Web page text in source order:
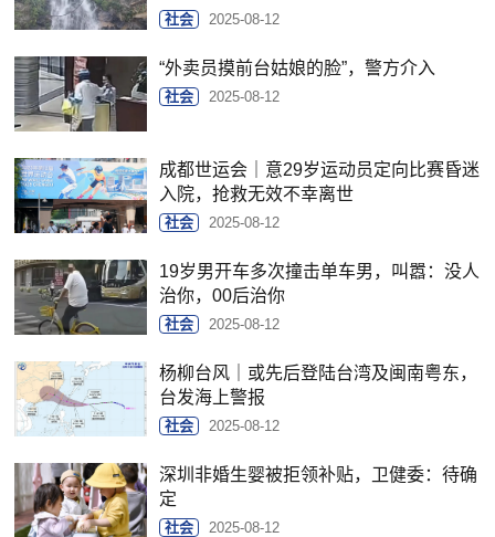
社会 2025-08-12
“外卖员摸前台姑娘的脸”，警方介入
社会 2025-08-12
成都世运会｜意29岁运动员定向比赛昏迷
入院，抢救无效不幸离世
社会 2025-08-12
19岁男开车多次撞击单车男，叫嚣：没人
治你，00后治你
社会 2025-08-12
杨柳台风｜或先后登陆台湾及闽南粤东，
台发海上警报
社会 2025-08-12
深圳非婚生婴被拒领补贴，卫健委：待确
定
社会 2025-08-12